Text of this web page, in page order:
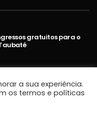
gratuitos para o
abaixo de 30% em
a sua experiência.
os termos e políticas